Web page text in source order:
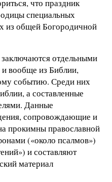
что праздник
специальных
из общей Богородичной
отдельными
вообще из Библии,
событию. Среди них
а составленные
Данные
сопровождающие и
прокимны православной
(«около псалмов»)
и составляют
материал